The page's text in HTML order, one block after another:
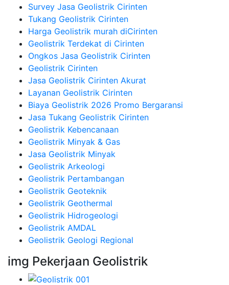
Survey Jasa Geolistrik Cirinten
Tukang Geolistrik Cirinten
Harga Geolistrik murah diCirinten
Geolistrik Terdekat di Cirinten
Ongkos Jasa Geolistrik Cirinten
Geolistrik Cirinten
Jasa Geolistrik Cirinten Akurat
Layanan Geolistrik Cirinten
Biaya Geolistrik 2026 Promo Bergaransi
Jasa Tukang Geolistrik Cirinten
Geolistrik Kebencanaan
Geolistrik Minyak & Gas
Jasa Geolistrik Minyak
Geolistrik Arkeologi
Geolistrik Pertambangan
Geolistrik Geoteknik
Geolistrik Geothermal
Geolistrik Hidrogeologi
Geolistrik AMDAL
Geolistrik Geologi Regional
img Pekerjaan Geolistrik